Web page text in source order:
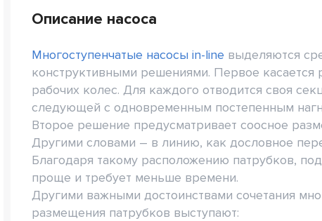
Описание насоса
Многоступенчатые насосы in-line выделяются
конструктивными решениями. Первое
рабочих колес. Для каждого отводится своя
следующей с одновременным постепенным
Второе решение предусматривает соосное
Другими словами – в линию, как дословное
Благодаря такому расположению патрубков,
проще и требует меньше времени.
Другими важными достоинствами сочетания
размещения патрубков выступают: